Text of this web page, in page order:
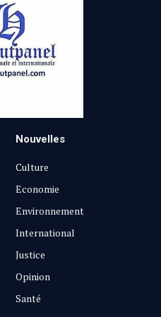
Nouvelles
Culture
Economie
Environnement
International
Justice
Opinion
Santé